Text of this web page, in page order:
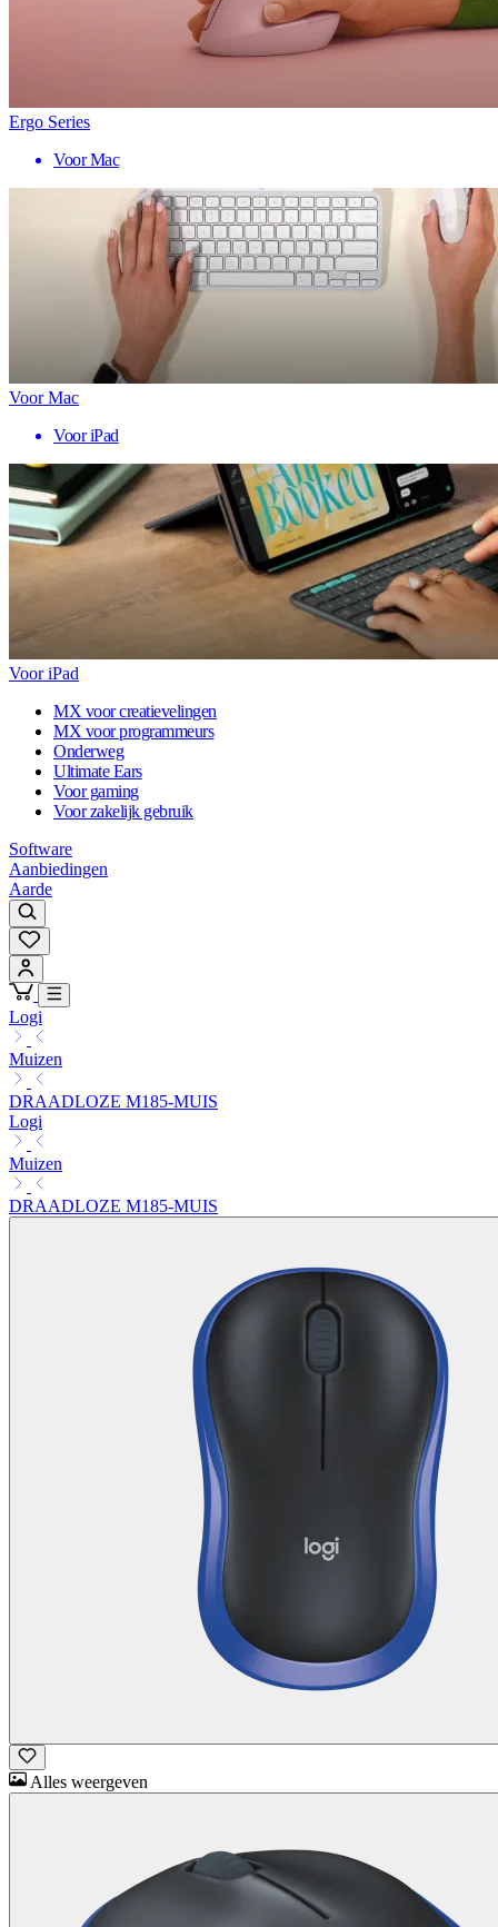
Ergo Series
Voor Mac
Voor Mac
Voor iPad
Voor iPad
MX voor creatievelingen
MX voor programmeurs
Onderweg
Ultimate Ears
Voor gaming
Voor zakelijk gebruik
Software
Aanbiedingen
Aarde
Logi
Muizen
DRAADLOZE M185-MUIS
Logi
Muizen
DRAADLOZE M185-MUIS
Alles weergeven